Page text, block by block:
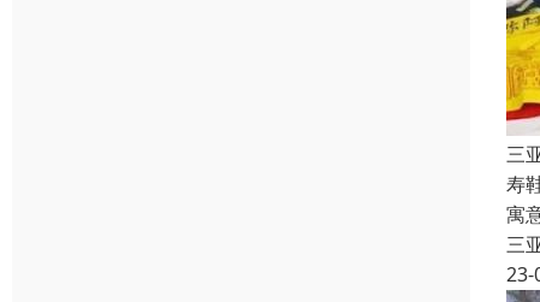
三
寿
寓
三
23-